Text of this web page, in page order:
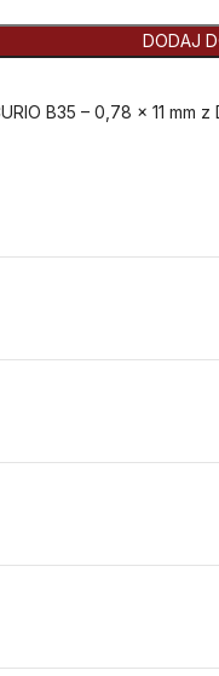
DODAJ
B35 – 0,78 x 11